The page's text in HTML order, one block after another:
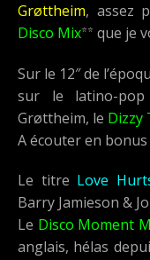
Grøttheim, assez
Disco Mix⭐⭐ que je
Sur le 12″ de
sur le latino-
Grøttheim, le Dizzy
A écouter en
Le titre Love
Barry Jamieson &
Le Disco Moment
anglais, hélas